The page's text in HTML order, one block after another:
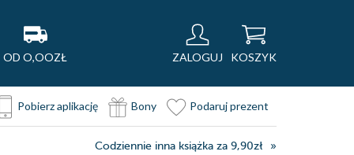
OD O,OOZŁ ZALOGUJ KOSZYK
Pobierz aplikację Bony Podaruj prezent
Codziennie inna książka za 9,90zł